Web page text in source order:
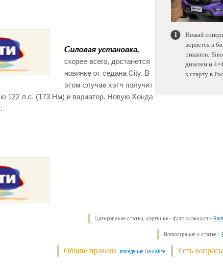
Новый
ворвется в
пикапов:
дизелем и
к старту в
Силовая установка,
скорее всего, достанется
новинке от седана City. В
этом случае хэтч получит
122 л.с. (173 Нм) и вариатор. Новую Хонда
Цитирование статьи, картинки - фото скриншот -
Иллюстрация к статье -
Есть
Общие правила поведения на сайте.